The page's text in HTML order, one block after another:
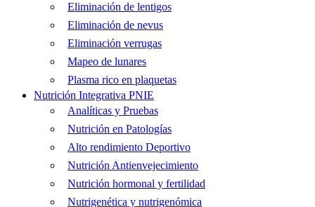
Eliminación de lentigos
Eliminación de nevus
Eliminación verrugas
Mapeo de lunares
Plasma rico en plaquetas
Nutrición Integrativa PNIE
Analíticas y Pruebas
Nutrición en Patologías
Alto rendimiento Deportivo
Nutrición Antienvejecimiento
Nutrición hormonal y fertilidad
Nutrigenética y nutrigenómica